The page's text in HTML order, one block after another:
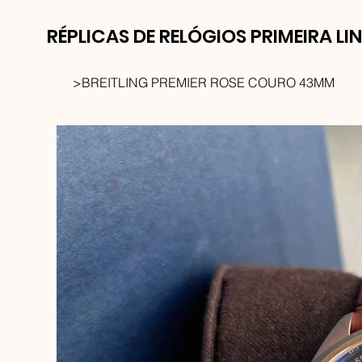
RÉPLICAS DE RELÓGIOS PRIMEIRA
>BREITLING PREMIER ROSE COURO 43MM